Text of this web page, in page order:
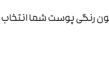
رنگی پوست شما